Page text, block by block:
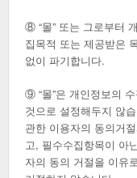
⑧ “몰” 또는 그로부터
집목적 또는 제공받은
없이 파기합니다.
⑨ “몰”은 개인정보의
것으로 설정해두지 않
관한 이용자의 동의거
고, 필수수집항목이 아
자의 동의 거절을 이유